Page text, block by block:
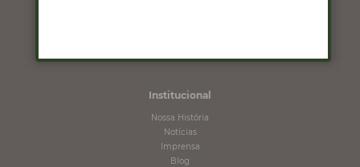
Institucional
Nossa História
Notícias
Imprensa
Blog